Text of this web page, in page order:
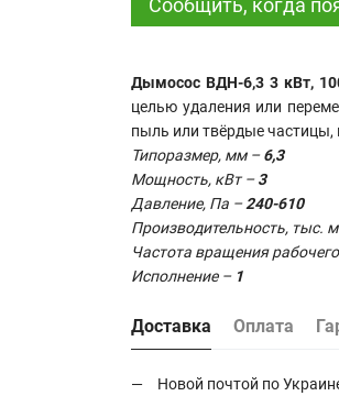
Сообщить, когда
Дымосос ВДН-6,3 3 кВт,
целью удаления или
пыль или твёрдые частицы,
Типоразмер, мм –6,3
Мощность, кВт –3
Давление, Па –240-610
Производительность, тыс.
Частота вращения
Исполнение – 1
Доставка Оплата
Новой почтой по